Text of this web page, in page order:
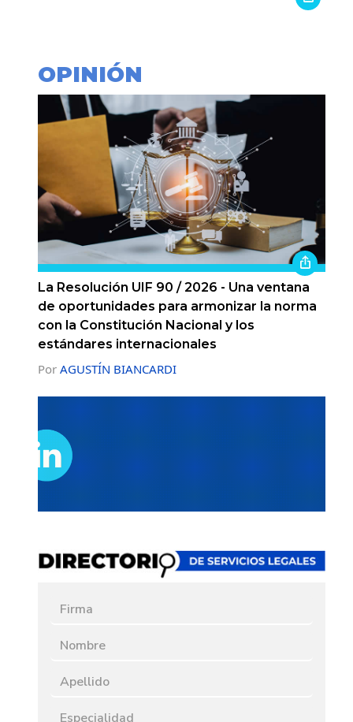
OPINIÓN
La Resolución UIF 90 / 2026 - Una ventana
de oportunidades para armonizar la norma
con la Constitución Nacional y los
estándares internacionales
Por AGUSTÍN BIANCARDI